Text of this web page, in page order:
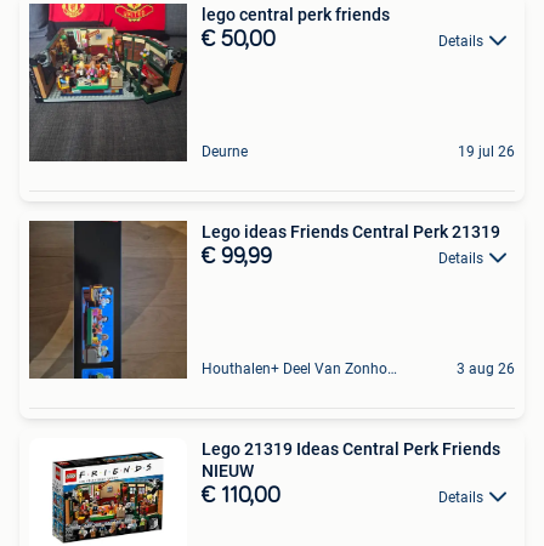
lego central perk friends
€ 50,00 Details
Deurne 19 jul 26
Lego ideas Friends Central Perk 21319
€ 99,99 Details
Houthalen+ Deel Van Zonhoven En Zolder 3 aug 26
Lego 21319 Ideas Central Perk Friends
NIEUW
€ 110,00 Details